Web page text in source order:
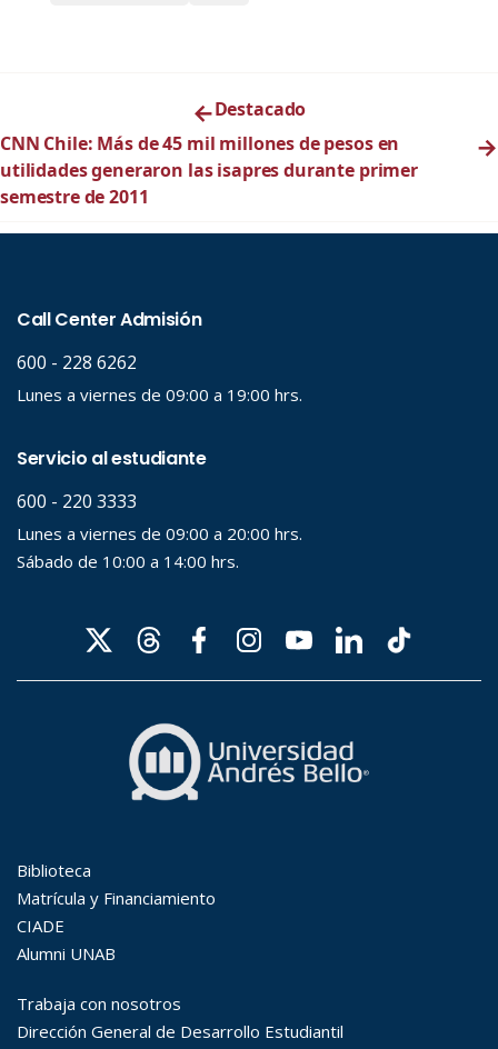
←Destacado
CNN Chile: Más de 45 mil millones de pesos en
utilidades generaron las isapres durante primer
semestre de 2011
→